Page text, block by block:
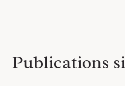
Publications